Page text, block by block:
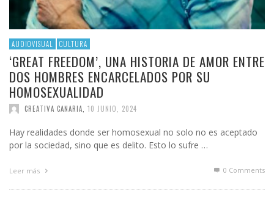
AUDIOVISUAL CULTURA
‘GREAT FREEDOM’, UNA HISTORIA DE AMOR ENTRE
DOS HOMBRES ENCARCELADOS POR SU
HOMOSEXUALIDAD
CREATIVA CANARIA 10 JUNIO, 2024
Hay realidades donde ser homosexual no solo no es aceptado
por la sociedad, sino que es delito. Esto lo sufre …
Leer más 0 Comments